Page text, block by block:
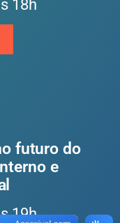
18h
futuro do
e
19h